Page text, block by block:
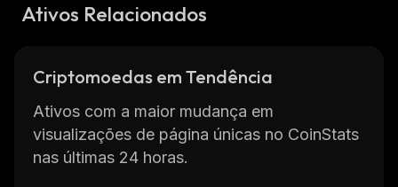
Ativos Relacionados
Criptomoedas em Tendência
Ativos com a maior mudança em
visualizações de página únicas no CoinStats
nas últimas 24 horas.